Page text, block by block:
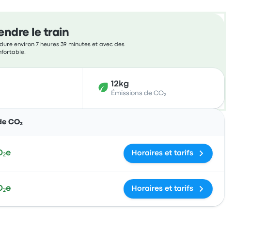
le train
environ 7 heures 39 minutes et avec des
12kg
Émissions de CO₂
CO₂
Horaires et tarifs
Horaires et tarifs